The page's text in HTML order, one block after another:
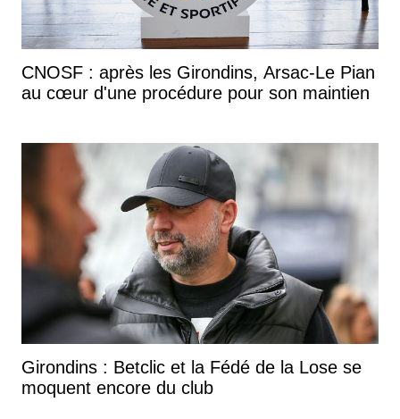
CNOSF : après les Girondins, Arsac-Le Pian
au cœur d'une procédure pour son maintien
Girondins : Betclic et la Fédé de la Lose se
moquent encore du club